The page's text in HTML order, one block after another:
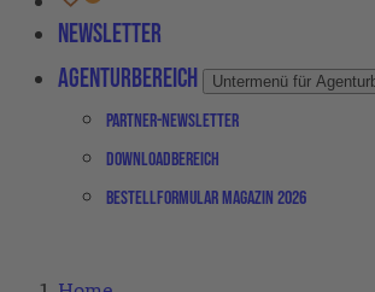
Newsletter
Agenturbereich
Untermenü für
Partner-Newsletter
Downloadbereich
Bestellformular Magazin 2026